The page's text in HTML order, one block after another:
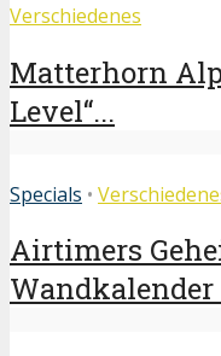
Verschiedenes
Matterhorn
Level“...
Specials •
Airtimers